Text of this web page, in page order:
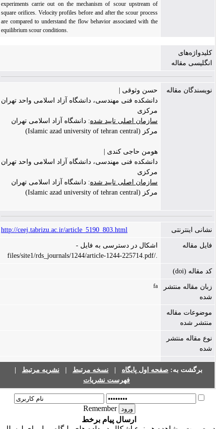
experiments carrie out on the mechanism of scour upstream of
square orifices. Velocity profiles before and after the scour process
are compared to understand the flow behavior associated with the
equilibrium scour conditions.
کلیدواژه‌های
انگلیسی مقاله
نویسندگان مقاله
حسن وثوقی |
دانشکده فنی مهندسی، دانشگاه آزاد اسلامی واحد تهران
مرکزی
سازمان اصلی تایید شده: دانشگاه آزاد اسلامی تهران
مرکز (Islamic azad university of tehran central)
هومن حاجی کندی |
دانشکده فنی مهندسی، دانشگاه آزاد اسلامی واحد تهران
مرکزی
سازمان اصلی تایید شده: دانشگاه آزاد اسلامی تهران
مرکز (Islamic azad university of tehran central)
نشانی اینترنتی http://ceej.tabrizu.ac.ir/article_5190_803.html
فایل مقاله
اشکال در دسترسی به فایل -
کد مقاله (doi)
زبان مقاله منتشر
شده
موضوعات مقاله
منتشر شده
نوع مقاله منتشر
شده
برگشت به:صفحه اول پایگاه| نسخه مرتبط| نشریه مرتبط|
فهرست نشریات
Remember
ارسال پیام برخط